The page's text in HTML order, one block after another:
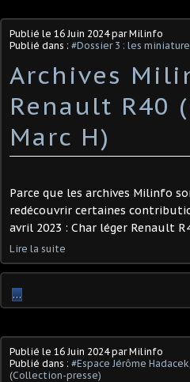
Publié le 16 Juin 2024par Milinfo
Publié dans : #Dossier 3 : les
Archives
Renault R40
Marc H) ​
Parce que les archives Milinfo
redécouvrir certaines
avril 2023 : Char léger Renault
Lire la suite
…
Publié le 16 Juin 2024par Milinfo
Publié dans : #Espace Jérôme Hadacek
(Collection-presse)